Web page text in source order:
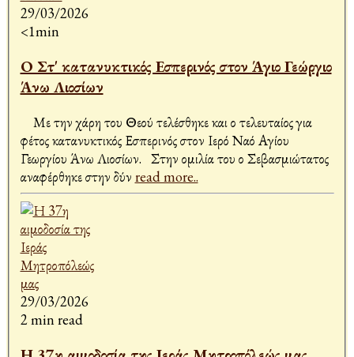
29/03/2026
<1min
Ο Στ' κατανυκτικός Εσπερινός στον Άγιο Γεώργιο
Άνω Λιοσίων
Με την χάρη του Θεού τελέσθηκε και ο τελευταίος για
φέτος κατανυκτικός Εσπερινός στον Ιερό Ναό Αγίου
Γεωργίου Άνω Λιοσίων. Στην ομιλία του ο Σεβασμιώτατος
αναφέρθηκε στην δύν read more..
29/03/2026
2 min read